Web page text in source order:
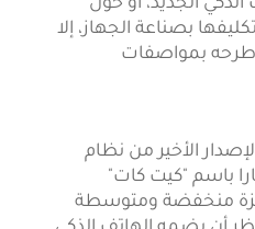
الجديد، أو حول
بصناعة الجهاز، إلا
طرحه بمواصفات
الأخير من نظام
باسم "كيت كات"
منخفضة ومتوسطة